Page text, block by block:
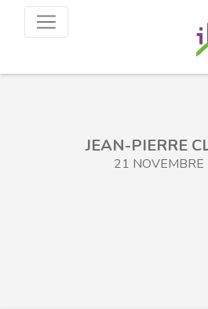
JEAN-PIERRE
21